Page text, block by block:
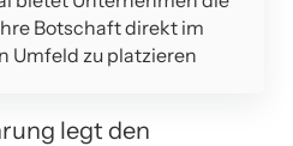
Botschaft direkt im
Umfeld zu platzieren
legt den